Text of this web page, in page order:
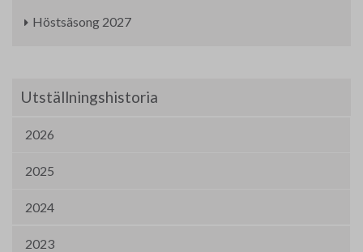
Höstsäsong 2027
Utställningshistoria
2026
2025
2024
2023